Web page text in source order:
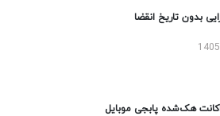
بدون تاریخ انقضا
هک‌شده پابجی موبایل